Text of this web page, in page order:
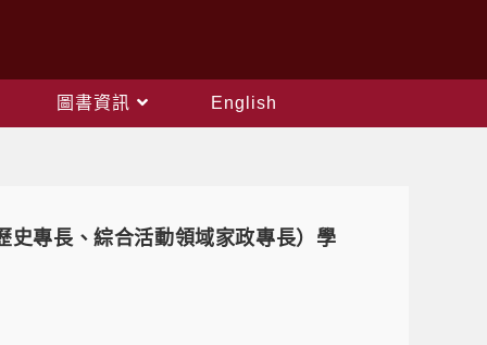
圖書資訊 English
史專長、綜合活動領域家政專長）學